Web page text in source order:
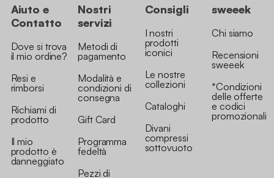
Aiuto e
Contatto
Dove si trova
il mio ordine?
Resi e
rimborsi
Richiami di
prodotto
Il mio
prodotto è
danneggiato
Nostri
servizi
Metodi di
pagamento
Modalità e
condizioni di
consegna
Gift Card
Programma
fedeltà
Pezzi di
Consigli
I nostri
prodotti
iconici
Le nostre
collezioni
Cataloghi
Divani
compressi
sottovuoto
sweeek
Chi siamo
Recensioni
sweeek
*Condizioni
delle offerte
e codici
promozionali